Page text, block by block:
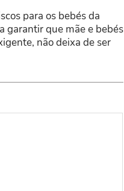
para os bebés da
garantir que mãe e bebés
não deixa de ser